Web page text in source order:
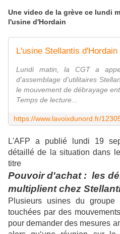
Une video de la grève ce lundi
l'usine d'Hordain
Lundi matin, la CGT a
d'assemblage d'utilitaires
le mouvement de débrayage
Temps de lecture...
L'AFP a publié lundi 19
détaillé de la situation dans
titre
Pouvoir d'achat : les
multiplient chez
Plusieurs usines du
touchées par des
pour demander des mesures